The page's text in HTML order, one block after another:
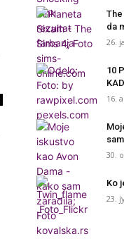
da
26.
10
16.
30.
Ko
23.